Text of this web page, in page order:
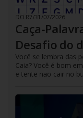
DO R7/31/07/2026
Caça-
Desafio do
Você se lembra das
Caia? Você é bom
e tente não cair no